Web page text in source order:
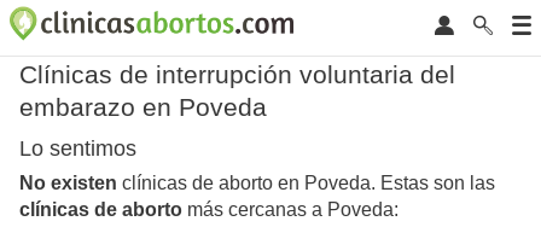
Clínicas de interrupción voluntaria del
embarazo en Poveda
Lo sentimos
No existen clínicas de aborto en Poveda. Estas son las
clínicas de aborto más cercanas a Poveda: